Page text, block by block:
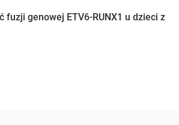
fuzji genowej ETV6-RUNX1 u dzieci z